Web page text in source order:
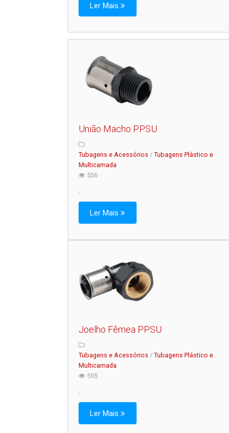
Ler Mais
União Macho PPSU
Tubagens e Acessórios /Tubagens Plástico e
Multicamada
536
Ler Mais
Joelho Fêmea PPSU
Tubagens e Acessórios /Tubagens Plástico e
Multicamada
595
.
Ler Mais